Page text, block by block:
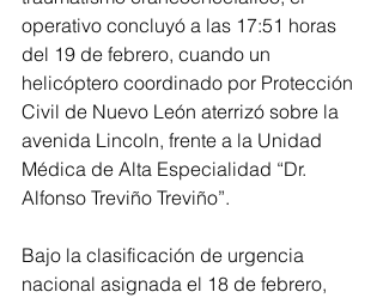
operativo concluyó a las 17:51 horas
del 19 de febrero, cuando un
helicóptero coordinado por Protección
Civil de Nuevo León aterrizó sobre la
avenida Lincoln, frente a la Unidad
Médica de Alta Especialidad “Dr.
Alfonso Treviño Treviño”.
Bajo la clasificación de urgencia
nacional asignada el 18 de febrero,